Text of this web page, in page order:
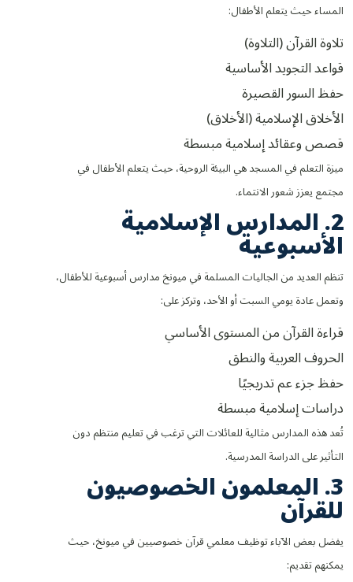
المساء حيث يتعلم الأطفال:
تلاوة القرآن (التلاوة)
قواعد التجويد الأساسية
حفظ السور القصيرة
الأخلاق الإسلامية (الأخلاق)
قصص وعقائد إسلامية مبسطة
ميزة التعلم في المسجد هي البيئة الروحية، حيث يتعلم الأطفال في
مجتمع يعزز شعور الانتماء.
2. المدارس الإسلامية
الأسبوعية
تنظم العديد من الجاليات المسلمة في ميونخ مدارس أسبوعية للأطفال،
وتعمل عادة يومي السبت أو الأحد، وتركز على:
قراءة القرآن من المستوى الأساسي
الحروف العربية والنطق
حفظ جزء عم تدريجيًا
دراسات إسلامية مبسطة
تُعد هذه المدارس مثالية للعائلات التي ترغب في تعليم منتظم دون
التأثير على الدراسة المدرسية.
3. المعلمون الخصوصيون
للقرآن
يفضل بعض الآباء توظيف معلمي قرآن خصوصيين في ميونخ، حيث
يمكنهم تقديم: